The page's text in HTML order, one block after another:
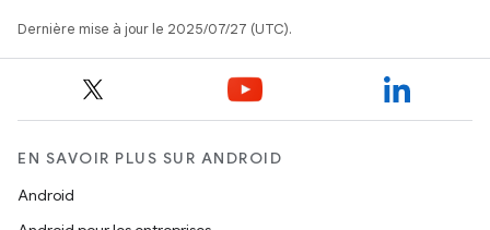
Dernière mise à jour le 2025/07/27 (UTC).
EN SAVOIR PLUS SUR ANDROID
Android